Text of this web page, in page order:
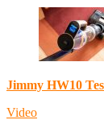
Jimmy HW10
Video